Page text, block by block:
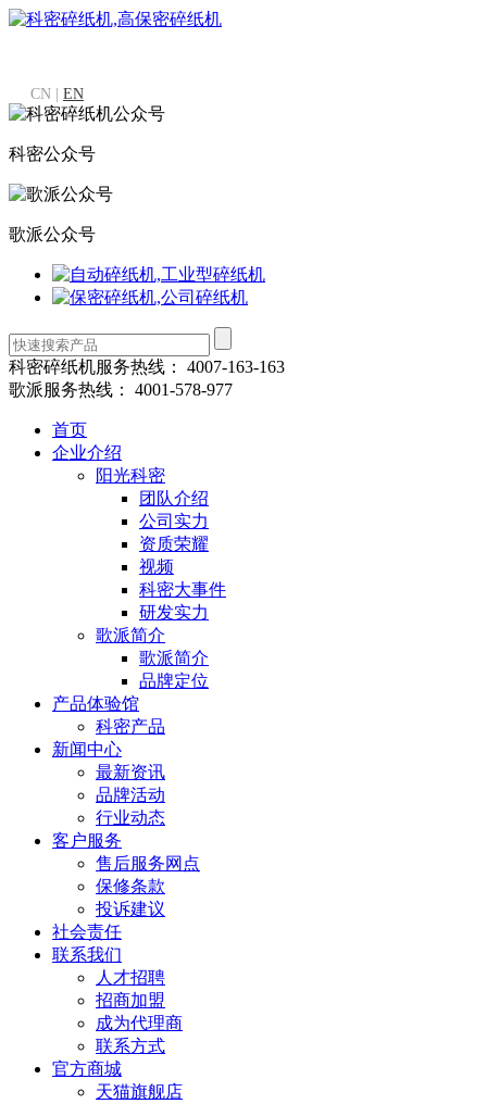
CN | EN
科密公众号
歌派公众号
科密碎纸机服务热线：
4007-163-163
歌派服务热线：
4001-578-977
首页
企业介绍
阳光科密
团队介绍
公司实力
资质荣耀
视频
科密大事件
研发实力
歌派简介
歌派简介
品牌定位
产品体验馆
科密产品
新闻中心
最新资讯
品牌活动
行业动态
客户服务
售后服务网点
保修条款
投诉建议
社会责任
联系我们
人才招聘
招商加盟
成为代理商
联系方式
官方商城
天猫旗舰店